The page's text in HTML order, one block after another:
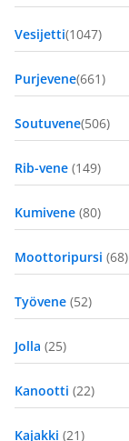
Vesijetti(1047)
Purjevene(661)
Soutuvene(506)
Rib-vene (149)
Kumivene (80)
Moottoripursi (68)
Työvene (52)
Jolla (25)
Kanootti (22)
Kajakki (21)